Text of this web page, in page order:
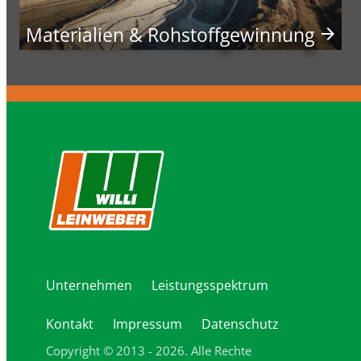
Materialien & Rohstoffgewinnung arrow_forward
Unternehmen Leistungsspektrum
Kontakt Impressum Datenschutz
Copyright © 2013 - 2026. Alle Rechte